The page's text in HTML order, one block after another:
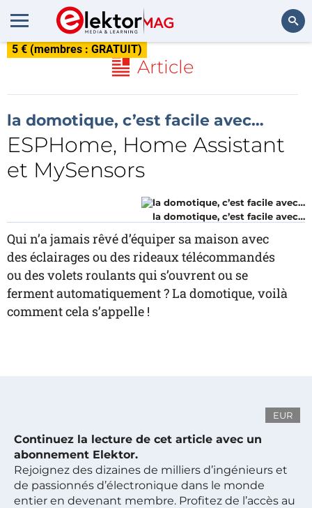
5 € (membres : GRATUIT)
Article
la domotique, c’est facile avec…
ESPHome, Home Assistant
et MySensors
la domotique, c’est facile avec…
Qui n’a jamais rêvé d’équiper sa maison avec
des éclairages ou des rideaux télécommandés
ou des volets roulants qui s’ouvrent ou se
ferment automatiquement ? La domotique, voilà
comment cela s’appelle !
EUR
Continuez la lecture de cet article avec un
abonnement Elektor.
Rejoignez des dizaines de milliers d’ingénieurs et
de passionnés d’électronique dans le monde
entier en devenant membre. Profitez de l’accès au